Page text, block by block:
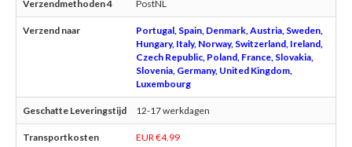
PostNL
Portugal, Spain, Denmark, Austria, Sweden,
Hungary, Italy, Norway, Switzerland, Ireland,
Czech Republic, Poland, France, Slovakia,
Slovenia, Germany, United Kingdom,
Luxembourg
12-17 werkdagen
EUR €4.99